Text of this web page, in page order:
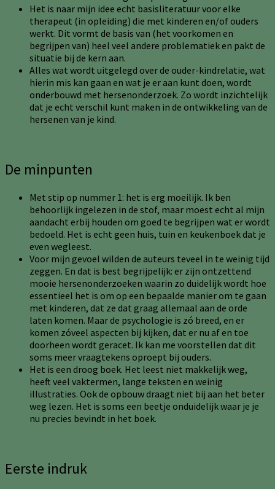
Het is naar mijn idee echt basisliteratuur voor elke
therapeut (in opleiding) die met kinderen en/of ouders
werkt. Dit vormt de basis van (het voorkomen en
begrijpen van) heel veel andere problematiek en pakt de
situatie bij de kern aan.
Alles wat wordt uitgelegd over de ouder-kindrelatie, wat
hierin mis kan gaan en wat je er aan kunt doen, wordt
onderbouwd met hersenonderzoek. Zo wordt inzichtelijk
dat je echt verschil kunt maken in de ontwikkeling van de
hersenen van je kind.
De minpunten
Met stip op nummer 1: het is erg moeilijk. Ik ben
behoorlijk ingelezen in de stof, maar moest echt al mijn
aandacht erbij houden om goed te begrijpen wat er wordt
bedoeld. Het is echt geen huis, tuin en keukenboek dat je
even wegleest.
Voor mijn gevoel wilden de auteurs teveel in te weinig tijd
zeggen. En dat is best begrijpelijk: er zijn ontzettend
mooie hersenonderzoeken waarin zo duidelijk wordt hoe
essentieel het is om op een bepaalde manier om te gaan
met kinderen, dat ze dat graag allemaal aan de orde
laten komen. Maar de psychologie is zó breed, en er
komen zóveel aspecten bij kijken, dat er nu af en toe
doorheen wordt geracet. Ik kan me voorstellen dat dit
soms meer vraagtekens oproept bij ouders.
Het is een droog boek. Het leest niet makkelijk weg,
heeft veel vaktermen, lange teksten en weinig
illustraties. Ook de opbouw draagt niet bij aan het beter
weg lezen. Het is soms een beetje onduidelijk waar je je
nu precies bevindt in het boek.
Eerste indruk